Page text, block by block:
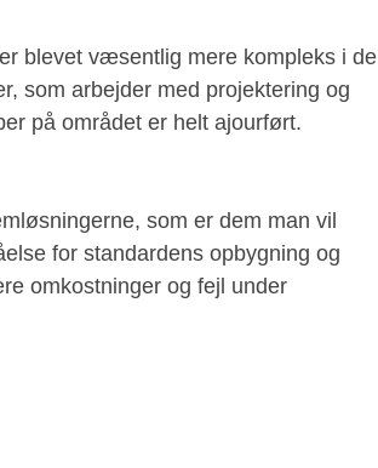
blevet væsentlig mere kompleks i de
som arbejder med projektering og
på området er helt ajourført.
som er dem man vil
for standardens opbygning og
omkostninger og fejl under